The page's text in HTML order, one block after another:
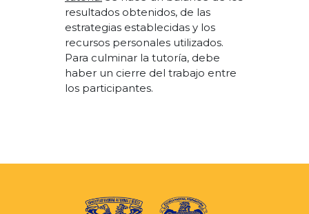
resultados obtenidos, de las
estrategias establecidas y los
recursos personales utilizados.
Para culminar la tutoría, debe
haber un cierre del trabajo entre
los participantes.